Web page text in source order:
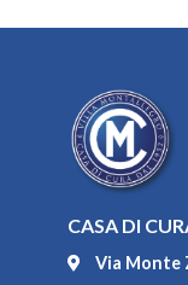
CASA DI
Via Monte